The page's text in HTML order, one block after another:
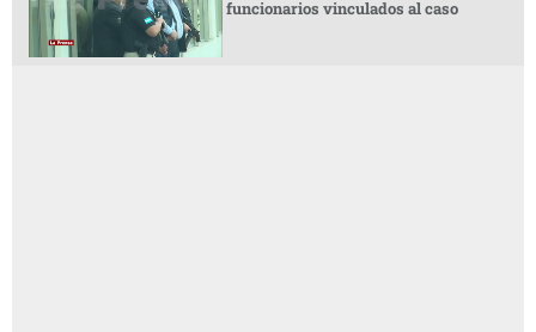
funcionarios vinculados al caso